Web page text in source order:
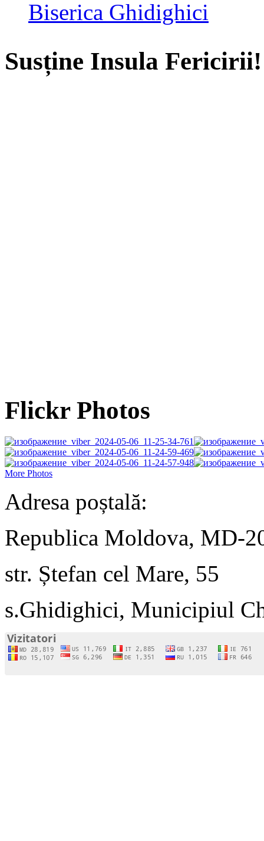
Biserica Ghidighici
Susține Insula Fericirii!
Flickr Photos
More Photos
Adresa poștală:
Republica Moldova, MD-
str. Ștefan cel Mare, 55
s.Ghidighici, Municipiul